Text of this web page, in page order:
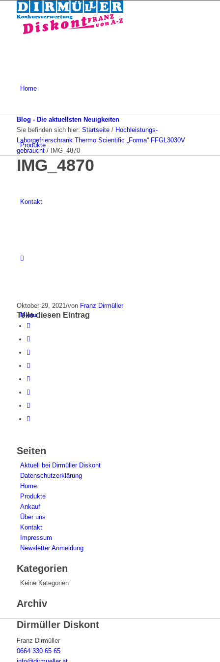
Home
Produkte
Kontakt
Menu
Blog - Die aktuellsten Neuigkeiten
Sie befinden sich hier: Startseite / Hochleistungs-
Laborgefrierschrank Thermo Scientific „Forma“ FFGL3030V
gebraucht / IMG_4870
IMG_4870
Oktober 29, 2021/von Franz Dirmüller
Teile diesen Eintrag
Seiten
Aktuell bei Dirmüller Diskont
Datenschutzerklärung
Home
Produkte
Ankauf
Über uns
Kontakt
Impressum
Newsletter Anmeldung
Kategorien
Keine Kategorien
Archiv
Dirmüller Diskont
Franz Dirmüller
0664 330 65 65